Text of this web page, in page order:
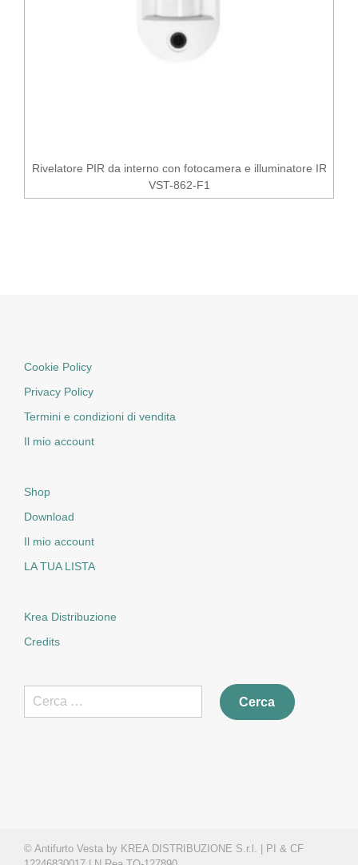
Rivelatore PIR da interno con fotocamera e illuminatore IR
VST-862-F1
Cookie Policy
Privacy Policy
Termini e condizioni di vendita
Il mio account
Shop
Download
Il mio account
LA TUA LISTA
Krea Distribuzione
Credits
per:
© Antifurto Vesta by KREA DISTRIBUZIONE S.r.l. | PI & CF